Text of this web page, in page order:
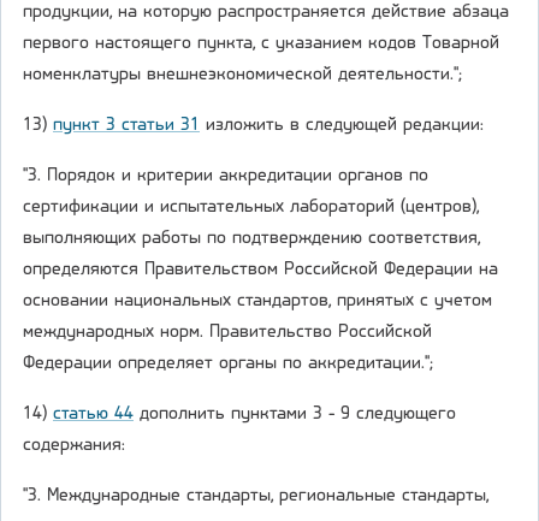
продукции, на которую распространяется действие абзаца
первого настоящего пункта, с указанием кодов Товарной
номенклатуры внешнеэкономической деятельности.";
13) пункт 3 статьи 31 изложить в следующей редакции:
"3. Порядок и критерии аккредитации органов по
сертификации и испытательных лабораторий (центров),
выполняющих работы по подтверждению соответствия,
определяются Правительством Российской Федерации на
основании национальных стандартов, принятых с учетом
международных норм. Правительство Российской
Федерации определяет органы по аккредитации.";
14) статью 44 дополнить пунктами 3 - 9 следующего
содержания:
"3. Международные стандарты, региональные стандарты,